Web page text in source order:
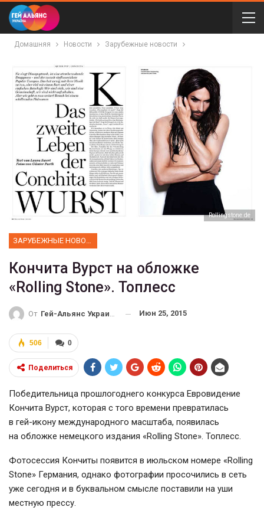
Домашняя Новости Зарубежные новости
Rollingstone.dе
ЗАРУБЕЖНЫЕ НОВОСТИ
Кончита Вурст на обложке
«Rolling Stone». Топлесс
От Гей-Альянс Украина Июн 25, 2015
0
506
Поделиться
Победительница прошлогоднего конкурса Евровидение
Кончита Вурст, которая с того времени превратилась
в гей-икону международного масштаба, появилась
на обложке немецкого издания «Rolling Stone». Топлесс.
Фотосессия Кончиты появится в июльском номере «Rolling
Stone» Германия, однако фотографии просочились в сеть
уже сегодня и в буквальном смысле поставили на уши
местную прессу.